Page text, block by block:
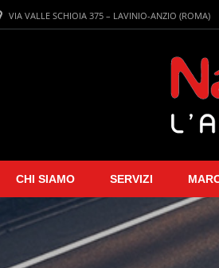
VIA VALLE SCHIOIA 375 – LAVINIO-ANZIO (ROMA)
CHI SIAMO SERVIZI